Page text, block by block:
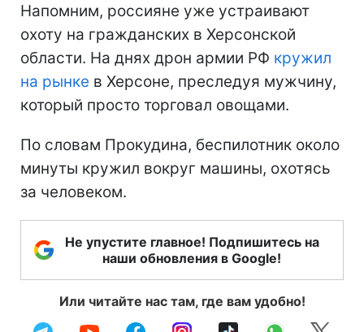
Напомним, россияне уже устраивают
охоту на гражданских в Херсонской
области. На днях дрон армии РФ кружил
на рынке в Херсоне, преследуя мужчину,
который просто торговал овощами.
По словам Прокудина, беспилотник около
минуты кружил вокруг машины, охотясь
за человеком.
Не упустите главное! Подпишитесь на
наши обновления в Google!
Или читайте нас там, где вам удобно!